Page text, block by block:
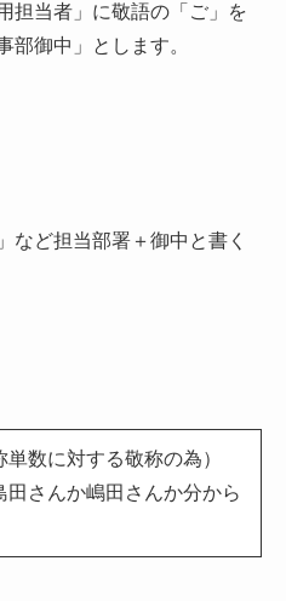
担当者」に敬語の「ご」を
御中」とします。
など担当部署＋御中と書く
数に対する敬称の為）
田さんか嶋田さんか分から